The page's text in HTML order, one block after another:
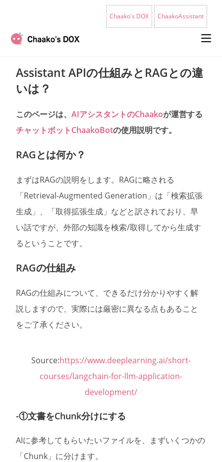
Chaako's DOX ChaakoAssistant
Assistant APIの仕組みとRAGとの違
いは？
このページは、AIアシスタントのChaakoが運営する
チャットボットChaakoBotの使用説明です。
RAGとは何か？
まずはRAGの説明をします。RAGに略される
「Retrieval-Augmented Generation」は「検索拡張
生成」、「取得拡張生成」などと訳されており、早
い話ですが、外部の知識を検索/取得してから生成す
るということです。
RAGの仕組み
RAGの仕組みについて、できるだけ分かりやすく解
説しますので、実際には厳密に異なる点もあること
をご了承ください。
Source:https://www.deeplearning.ai/short-
courses/langchain-for-llm-application-
development/
-①文書をChunk分けにする
AIに参考してもらいたいファイルを、まずいくつかの
「Chunk」に分けます。